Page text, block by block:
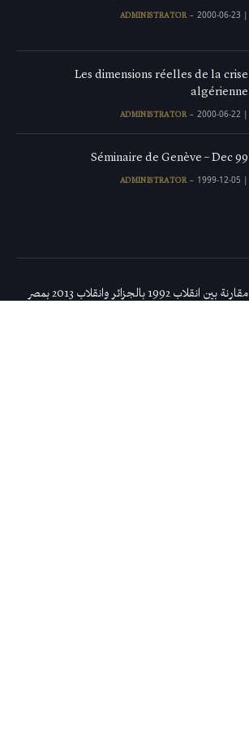
|
ADMINISTRATOR 2000-06-23
Les dimensions réelles de la crise
algérienne
|
ADMINISTRATOR 2000-06-22
Séminaire de Genève – Dec 99
|
ADMINISTRATOR 1999-12-05
مقارنة بين انقلاب 1992 بالجزائر وانقلاب 2013 بمصر